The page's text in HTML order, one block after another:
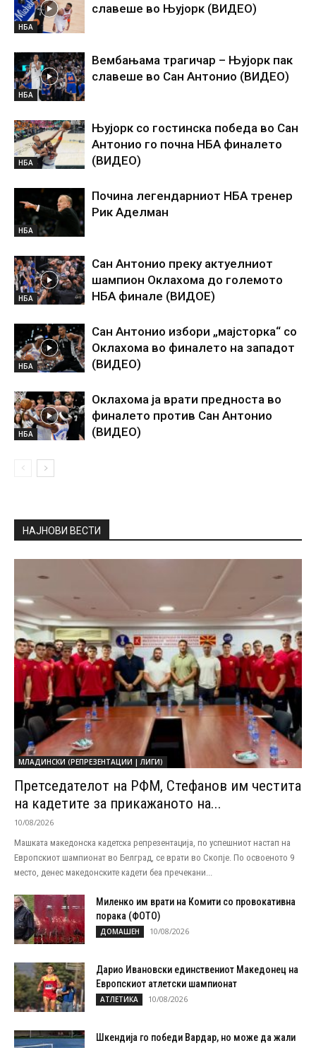
НБА
славеше во Њујорк (ВИДЕО)
НБА
Вембањама трагичар – Њујорк пак
славеше во Сан Антонио (ВИДЕО)
НБА
Њујорк со гостинска победа во Сан
Антонио го почна НБА финалето
(ВИДЕО)
НБА
Почина легендарниот НБА тренер
Рик Аделман
НБА
Сан Антонио преку актуелниот
шампион Оклахома до големото
НБА финале (ВИДОЕ)
НБА
Сан Антонио избори „мајсторка“ со
Оклахома во финалето на западот
(ВИДЕО)
НБА
Оклахома ја врати предноста во
финалето против Сан Антонио
(ВИДЕО)
НАЈНОВИ ВЕСТИ
МЛАДИНСКИ (РЕПРЕЗЕНТАЦИИ | ЛИГИ)
Претседателот на РФМ, Стефанов им честита
на кадетите за прикажаното на...
10/08/2026
Машката македонска кадетска репрезентација, по успешниот настап на
Европскиот шампионат во Белград, се врати во Скопје. По освоеното 9
место, денес македонските кадети беа пречекани...
Миленко им врати на Комити со провокативна
порака (ФОТО)
ДОМАШЕН 10/08/2026
Дарио Ивановски единствениот Македонец на
Европскиот атлетски шампионат
АТЛЕТИКА 10/08/2026
Шкендија го победи Вардар, но може да жали